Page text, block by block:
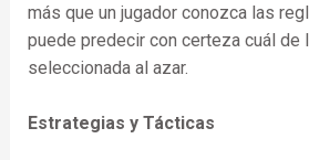
más que un jugador conozca las
puede predecir con certeza cuál de
seleccionada al azar.
Estrategias y Tácticas